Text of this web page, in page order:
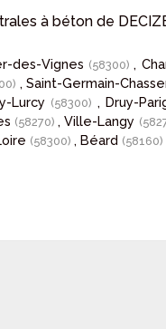
à béton de
des-Vignes (58300),
, Saint-Germain-
Lurcy (58300) , Druy-
(58270), Ville-Langy
(58300) , Béard (58160)